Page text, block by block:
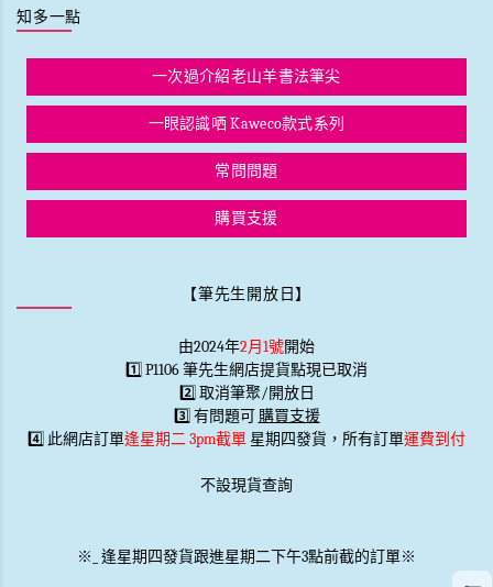
知多一點
一次過介紹老山羊書法筆尖
一眼認識哂 Kaweco款式系列
常問問題
購買支援
【筆先生開放日】
由2024年2月1號開始
1️⃣ P1106 筆先生網店提貨點現已取消
2️⃣ 取消筆聚/開放日
3️⃣ 有問題可 購買支援
4️⃣ 此網店訂單逢星期二 3pm截單 星期四發貨，所有訂單運費到付
不設現貨查詢
※ 逢星期四發貨跟進星期二下午3點前截的訂單※